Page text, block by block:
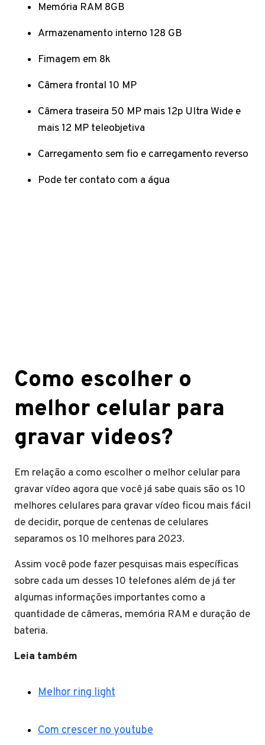
Memória RAM 8GB
Armazenamento interno 128 GB
Fimagem em 8k
Câmera frontal 10 MP
Câmera traseira 50 MP mais 12p Ultra Wide e
mais 12 MP teleobjetiva
Carregamento sem fio e carregamento reverso
Pode ter contato com a água
Como escolher o
melhor celular para
gravar videos?
Em relação a como escolher o melhor celular para
gravar vídeo agora que você já sabe quais são os 10
melhores celulares para gravar vídeo ficou mais fácil
de decidir, porque de centenas de celulares
separamos os 10 melhores para 2023.
Assim você pode fazer pesquisas mais específicas
sobre cada um desses 10 telefones além de já ter
algumas informações importantes como a
quantidade de câmeras, memória RAM e duração de
bateria.
Leia também
Melhor ring light
Com crescer no youtube